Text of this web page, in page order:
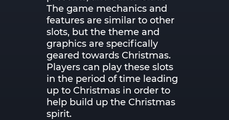
The game mechanics and
features are similar to other
slots, but the theme and
graphics are specifically
geared towards Christmas.
Players can play these slots
in the period of time leading
up to Christmas in order to
help build up the Christmas
spirit.